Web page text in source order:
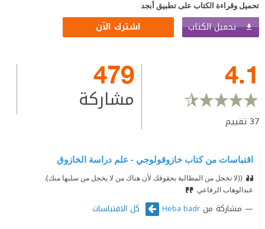
تحميل وقراءة الكتاب على تطبيق أبجد
تحميل الكتاب اشترك الآن
4.1
37تقييم
479
مشاركة
اقتباسات من كتاب خازوقولوجي - علم دراسة الخازوق
((لا تخجل من المطالبة بحقوقك لأن هناك من لا يخجل من سلبها منك).
عبدالوهاب الرفاعي
مشاركة من Heba badr كل الاقتباسات